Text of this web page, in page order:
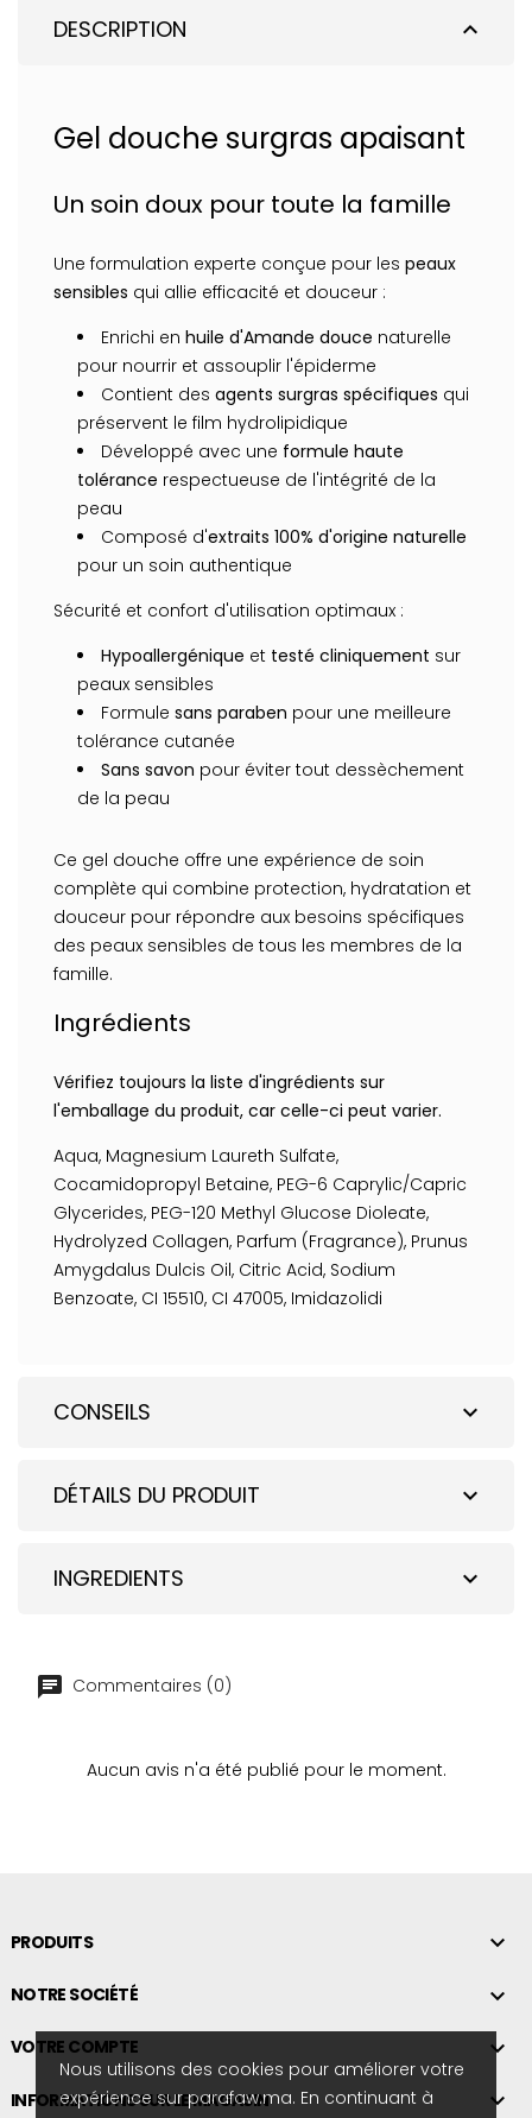
Nous utilisons des cookies pour améliorer votre
expérience sur parafaw.ma. En continuant à
expand_less
DESCRIPTION
Gel douche surgras apaisant
Un soin doux pour toute la famille
Une formulation experte conçue pour les peaux
sensibles qui allie efficacité et douceur :
Enrichi en huile d'Amande douce naturelle
pour nourrir et assouplir l'épiderme
Contient des agents surgras spécifiques qui
préservent le film hydrolipidique
Développé avec une formule haute
tolérance respectueuse de l'intégrité de la
peau
Composé d'extraits 100% d'origine naturelle
pour un soin authentique
Sécurité et confort d'utilisation optimaux :
Hypoallergénique et testé cliniquement sur
peaux sensibles
Formule sans paraben pour une meilleure
tolérance cutanée
Sans savon pour éviter tout dessèchement
de la peau
Ce gel douche offre une expérience de soin
complète qui combine protection, hydratation et
douceur pour répondre aux besoins spécifiques
des peaux sensibles de tous les membres de la
famille.
Ingrédients
Vérifiez toujours la liste d'ingrédients sur
l'emballage du produit, car celle-ci peut varier.
Aqua, Magnesium Laureth Sulfate,
Cocamidopropyl Betaine, PEG-6 Caprylic/Capric
Glycerides, PEG-120 Methyl Glucose Dioleate,
Hydrolyzed Collagen, Parfum (Fragrance), Prunus
Amygdalus Dulcis Oil, Citric Acid, Sodium
Benzoate, CI 15510, CI 47005, Imidazolidi
expand_more
CONSEILS
expand_more
DÉTAILS DU PRODUIT
expand_more
INGREDIENTS
Commentaires (0)
Aucun avis n'a été publié pour le moment.
PRODUITS 
NOTRE SOCIÉTÉ 
VOTRE COMPTE 
INFORMATIONS SUR LE MAGASIN 